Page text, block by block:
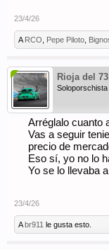
23/4/26
A RCO Pepe Piloto
Rioja del 73
Soloporschista
Arréglalo cuanto
Vas a seguir
precio de
Eso sí, yo no lo
Yo se lo llevaba
23/4/26
Abr911 le gusta esto.